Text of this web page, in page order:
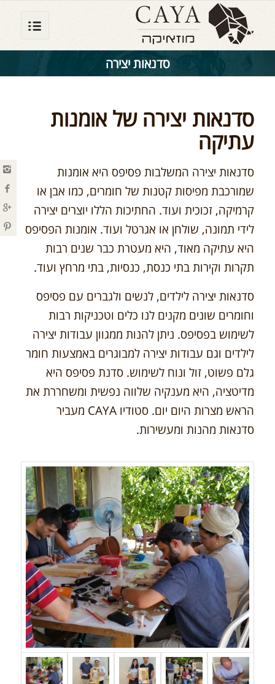
סדנאות יצירה
סדנאות יצירה של אומנות
עתיקה
סדנאות יצירה המשלבות פסיפס היא אומנות
שמורכבת מפיסות קטנות של חומרים, כמו אבן או
קרמיקה, זכוכית ועוד. החתיכות הללו יוצרים יצירה
לידי תמונה, שולחן או אגרטל ועוד. אומנות הפסיפס
היא עתיקה מאוד, היא מעטרת כבר שנים רבות
תקרות וקירות בתי כנסת, כנסיות, בתי מרחץ ועוד.
סדנאות יצירה לילדים, לנשים ולגברים עם פסיפס
וחומרים שונים מקנים לנו כלים וטכניקות רבות
לשימוש בפסיפס. ניתן להנות ממגוון עבודות יצירה
לילדים וגם עבודות יצירה למבוגרים באמצעות חומר
גלם פשוט, זול ונוח לשימוש. סדנת פסיפס היא
מדיטציה, היא מענקיה שלווה נפשית ומשחררת את
הראש מצרות היום יום. סטודיו CAYA מעביר
סדנאות מהנות ומעשירות.